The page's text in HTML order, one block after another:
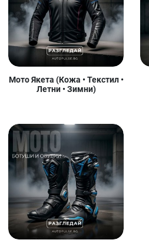
Мото Якета (Кожа • Текстил •
Летни • Зимни)